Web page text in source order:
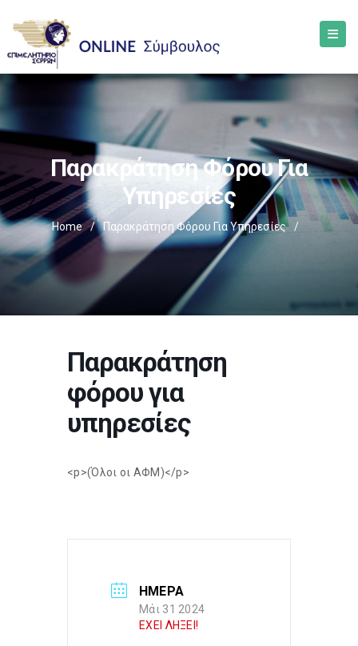
Παρακράτηση Φόρου Για
Υπηρεσίες
Home / Παρακράτηση Φόρου Για Υπηρεσίες /
Παρακράτηση
φόρου για
υπηρεσίες
<p>(Όλοι οι ΑΦΜ)</p>
ΗΜΕΡΑ
Μάι 31 2024
ΕΧΕΙ ΛΗΞΕΙ!